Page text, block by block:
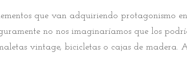
que van adquiriendo protagonismo
no nos imaginaríamos que los
vintage, bicicletas o cajas de madera.